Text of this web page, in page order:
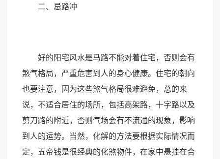
二、忌路冲
好的阳宅风水是马路不能对着住宅，否则会有
煞气格局，严重危害到人的身心健康。住宅的朝向
也要注意，因为这些煞气格局很难避免，总的来
说，不适合居住的场所，包括高架路，十字路以及
剪刀路的附近，否则气场会有不流通的现象，影响
到人的运势。当然，化解的方法要根据实际情况而
定，五帝钱是很经典的化煞物件，在家中悬挂在合